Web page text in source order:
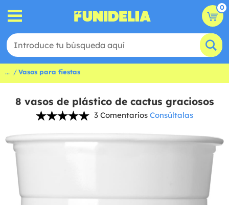
0
... Vasos para fiestas
8 vasos de plástico de cactus graciosos
3 Comentarios Consúltalas